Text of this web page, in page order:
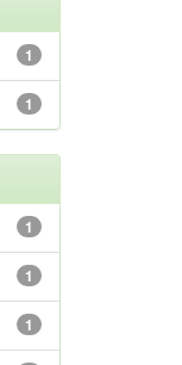
1
1
1
1
1